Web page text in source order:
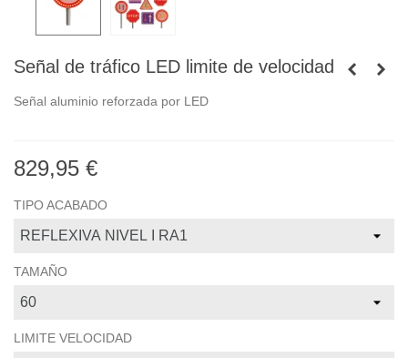
Señal de tráfico LED limite de velocidad
Señal aluminio reforzada por LED
829,95 €
TIPO ACABADO
TAMAÑO
LIMITE VELOCIDAD